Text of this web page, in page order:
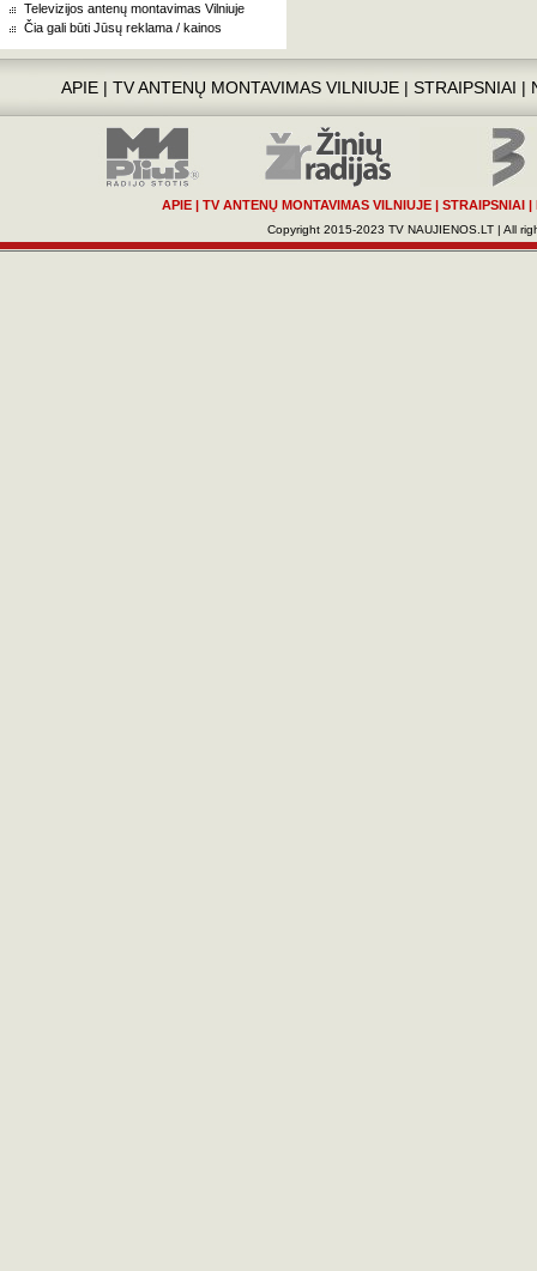
Televizijos antenų montavimas Vilniuje
Čia gali būti Jūsų reklama / kainos
APIE| TV ANTENŲ MONTAVIMAS VILNIUJE| STRAIPSNIAI |
APIE | TV ANTENŲ MONTAVIMAS VILNIUJE | STRAIPSNIAI |
Copyright 2015-2023 TV NAUJIENOS.LT | All